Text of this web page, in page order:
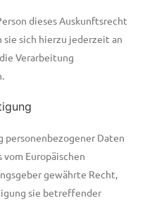
dieses Auskunftsrecht
sie sich hierzu jederzeit an
Verarbeitung
personenbezogener Daten
Europäischen
gewährte Recht,
sie betreffender